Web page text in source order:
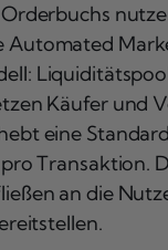
Automated
Käufer und
eine
Transaktion.
an die